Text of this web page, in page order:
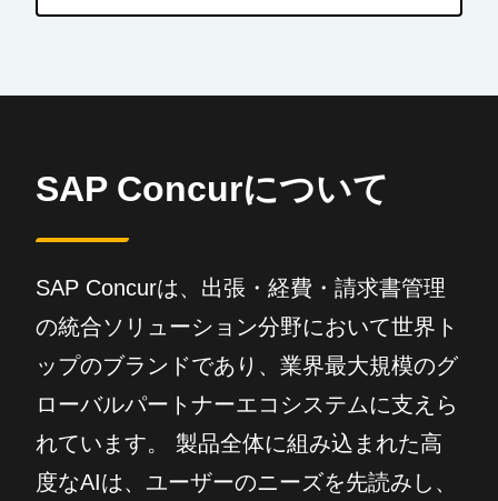
SAP Concurについて
SAP Concurは、出張・経費・請求書管理
の統合ソリューション分野において世界ト
ップのブランドであり、業界最大規模のグ
ローバルパートナーエコシステムに支えら
れています。 製品全体に組み込まれた高
度なAIは、ユーザーのニーズを先読みし、